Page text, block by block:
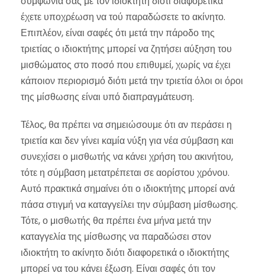
έχετε υποχρέωση να τού παραδώσετε το ακίνητο.
Επιπλέον, είναι σαφές ότι μετά την πάροδο της
τριετίας ο ιδιοκτήτης μπορεί να ζητήσει αύξηση του
μισθώματος στο ποσό που επιθυμεί, χωρίς να έχει
κάποιον περιορισμό διότι μετά την τριετία όλοι οι όροι
της μίσθωσης είναι υπό διαπραγμάτευση.
Τέλος, θα πρέπει να σημειώσουμε ότι αν περάσει η
τριετία και δεν γίνει καμία νύξη για νέα σύμβαση και
συνεχίσει ο μισθωτής να κάνει χρήση του ακινήτου,
τότε η σύμβαση μετατρέπεται σε αορίστου χρόνου.
Αυτό πρακτικά σημαίνει ότι ο ιδιοκτήτης μπορεί ανά
πάσα στιγμή να καταγγείλει την σύμβαση μίσθωσης.
Τότε, ο μισθωτής θα πρέπει ένα μήνα μετά την
καταγγελία της μίσθωσης να παραδώσει στον
ιδιοκτήτη το ακίνητο διότι διαφορετικά ο ιδιοκτήτης
μπορεί να του κάνει έξωση. Είναι σαφές ότι τον